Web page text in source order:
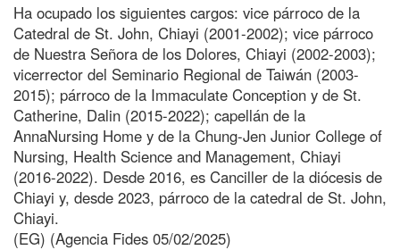
Ha ocupado los siguientes cargos: vice párroco de la
Catedral de St. John, Chiayi (2001-2002); vice párroco
de Nuestra Señora de los Dolores, Chiayi (2002-2003);
vicerrector del Seminario Regional de Taiwán (2003-
2015); párroco de la Immaculate Conception y de St.
Catherine, Dalin (2015-2022); capellán de la
AnnaNursing Home y de la Chung-Jen Junior College of
Nursing, Health Science and Management, Chiayi
(2016-2022). Desde 2016, es Canciller de la diócesis de
Chiayi y, desde 2023, párroco de la catedral de St. John,
Chiayi.
(EG) (Agencia Fides 05/02/2025)